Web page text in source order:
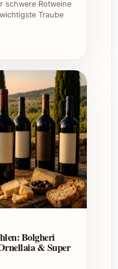
produziert?
mit Rücksicht
besten
beim Hersteller
und berufliche
für
schwere Rotweine
Traube
Bolgheri
& Super